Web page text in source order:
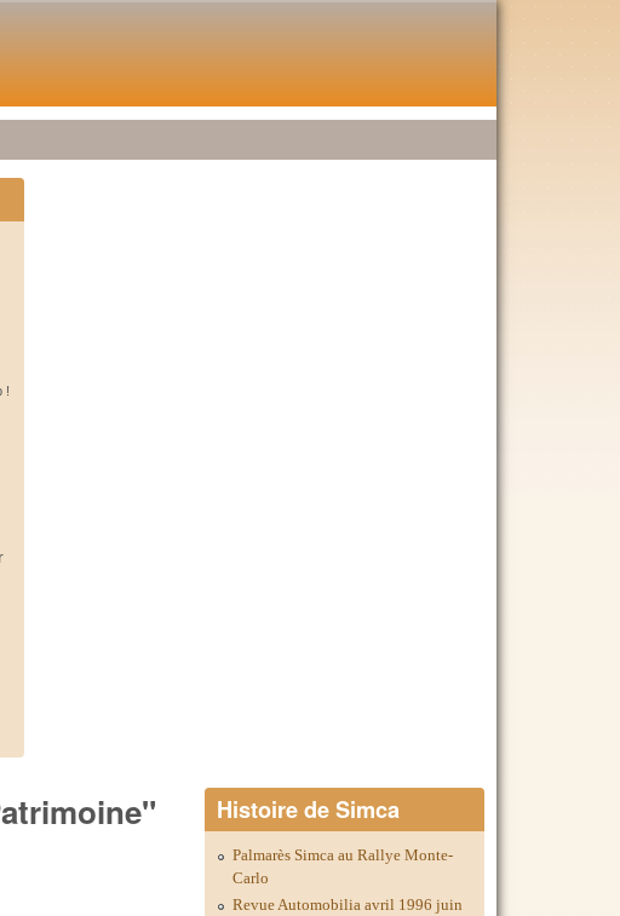
!
Histoire de Simca
Palmarès Simca au Rallye Monte-
Carlo
Revue Automobilia avril 1996 juin